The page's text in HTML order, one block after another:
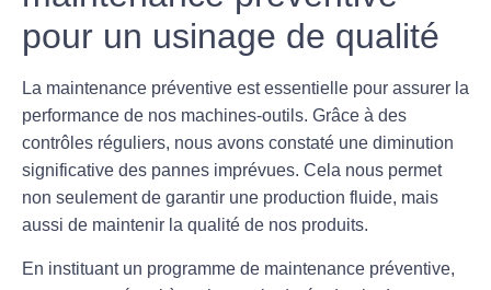
pour un usinage de qualité
La maintenance préventive est essentielle pour assurer la
performance de nos machines-outils. Grâce à des
contrôles réguliers, nous avons constaté une diminution
significative des pannes imprévues. Cela nous permet
non seulement de garantir une production fluide, mais
aussi de maintenir la qualité de nos produits.
En instituant un programme de maintenance préventive,